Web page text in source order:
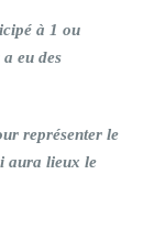
à 1 ou
eu des
représenter le
aura lieux le